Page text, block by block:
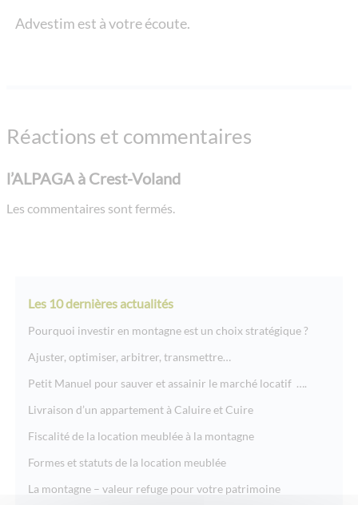
Advestim est à votre écoute.
Réactions et commentaires
l’ALPAGA à Crest-Voland
Les commentaires sont fermés.
Les 10 dernières actualités
Pourquoi investir en montagne est un choix stratégique ?
Ajuster, optimiser, arbitrer, transmettre…
Petit Manuel pour sauver et assainir le marché locatif ….
Livraison d’un appartement à Caluire et Cuire
Fiscalité de la location meublée à la montagne
Formes et statuts de la location meublée
La montagne – valeur refuge pour votre patrimoine